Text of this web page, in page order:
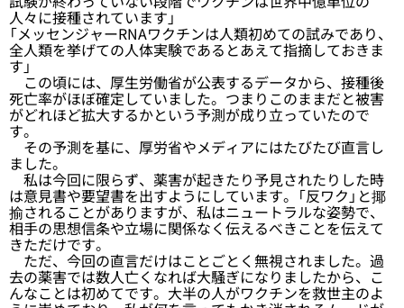
人々に接種されています」
「メッセンジャーRNAワクチンは人類初めての試みであり、
全人類を挙げての人体実験であるとあえて指摘しておきま
す」
この頃には、厚生労働省が公表するデータから、接種後
死亡率がほぼ確定していました。つまりこのままだと被害
がどれほど拡大するかという予測が成り立っていたので
す。
その予測を基に、厚労省やメディアにはたびたび直言し
ました。
私は今回に限らず、薬害が起きたり予見されたりした時
は意見書や要望書を出すようにしています。「反ワク」と揶
揄されることがありますが、私はニュートラルな姿勢で、
相手の思想信条や立場に関係なく伝えるべきことを伝えて
きただけです。
ただ、今回の直言だけはことごとく無視されました。過
去の薬害では数人亡くなれば大騒ぎになりましたから、こ
んなことは初めてです。大半の人がワクチンを救世主のよ